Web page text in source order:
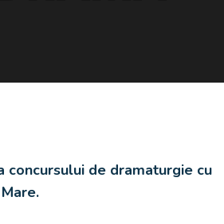
concursului de dramaturgie cu